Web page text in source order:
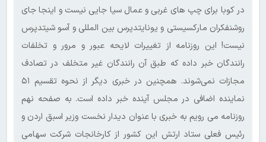
در کوبا برای چپ های غربی و عمال سیا جایی نیست و اینجا جای
روشنفکران مارکسیستی و یونایتدپرس بین المللی و آسو شیتدپرس
نیست! این روزنامه از تغییرات لایحه عبور و مرور و تخلفات
رانندگان خبر داده که طبق آن رانندگان‌ غیر متخلف در تصادف
مجازات نمی‌شوند. همچنین در خبری دیگر از نحوه تقسیم ۵۱
نماینده اضافی در مجلس آینده خبر داده است. به صفحه نهم
روزنامه می رویم به خبری با عنوان دیدار نخست وزیر اسبق اردن و
رئیس فعلی ستاد ارتش این کشور از کارخانجات شرکت سهامی